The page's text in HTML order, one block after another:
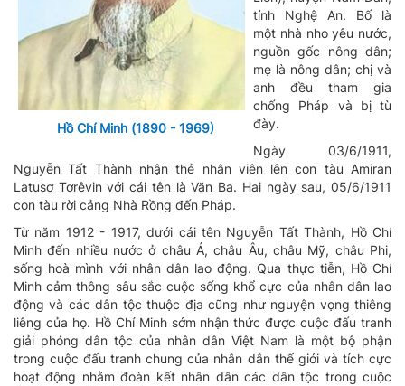
Hồ Chí Minh (1890 - 1969)
tỉnh Nghệ An. Bố là
một nhà nho yêu nước,
nguồn gốc nông dân;
mẹ là nông dân; chị và
anh đều tham gia
chống Pháp và bị tù
đày.
Ngày 03/6/1911,
Nguyễn Tất Thành nhận thẻ nhân viên lên con tàu Amiran
Latusơ Tơrêvin với cái tên là Văn Ba. Hai ngày sau, 05/6/1911
con tàu rời cảng Nhà Rồng đến Pháp.
Từ năm 1912 - 1917, dưới cái tên Nguyễn Tất Thành, Hồ Chí
Minh đến nhiều nước ở châu Á, châu Âu, châu Mỹ, châu Phi,
sống hoà mình với nhân dân lao động. Qua thực tiễn, Hồ Chí
Minh cảm thông sâu sắc cuộc sống khổ cực của nhân dân lao
động và các dân tộc thuộc địa cũng như nguyện vọng thiêng
liêng của họ. Hồ Chí Minh sớm nhận thức được cuộc đấu tranh
giải phóng dân tộc của nhân dân Việt Nam là một bộ phận
trong cuộc đấu tranh chung của nhân dân thế giới và tích cực
hoạt động nhằm đoàn kết nhân dân các dân tộc trong cuộc